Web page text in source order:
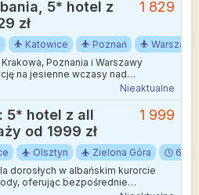
5* hotel z
zł
1 829
Katowice Poznań
Warszawa
Poznania i Warszawy
na jesienne wczasy nad
Nieaktualne
5* hotel z all
od 1999 zł
1 999
Olsztyn Zielona Góra
6-8
dorosłych w albańskim kurorcie
oferując bezpośrednie